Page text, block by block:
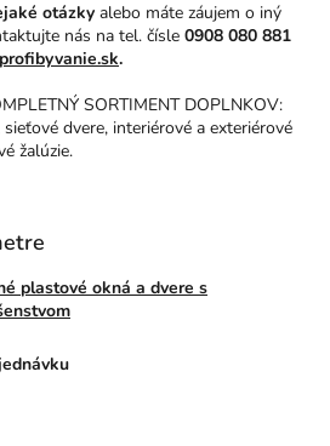
otázky alebo máte záujem o iný
nás na tel. čísle 0908 080 881
.
SORTIMENT DOPLNKOV:
sieťové dvere, interiérové a exteriérové
žalúzie.
plastové okná a dvere s